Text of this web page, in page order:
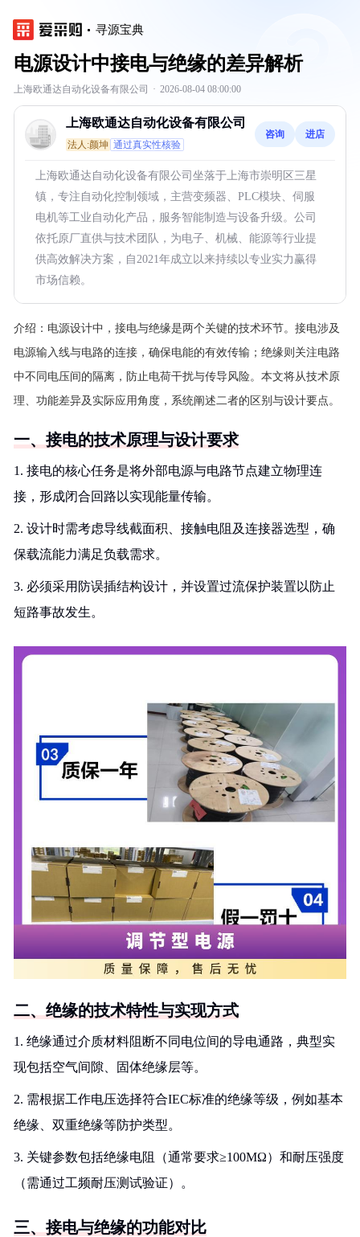
寻源宝典
电源设计中接电与绝缘的差异解析
上海欧通达自动化设备有限公司 · 2026-08-04 08:00:00
上海欧通达自动化设备有限公司
法人:颜坤 通过真实性核验
咨询 进店
上海欧通达自动化设备有限公司坐落于上海市崇明区三星
镇，专注自动化控制领域，主营变频器、PLC模块、伺服
电机等工业自动化产品，服务智能制造与设备升级。公司
依托原厂直供与技术团队，为电子、机械、能源等行业提
供高效解决方案，自2021年成立以来持续以专业实力赢得
市场信赖。
介绍： 电源设计中，接电与绝缘是两个关键的技术环节。接电涉及
电源输入线与电路的连接，确保电能的有效传输；绝缘则关注电路
中不同电压间的隔离，防止电荷干扰与传导风险。本文将从技术原
理、功能差异及实际应用角度，系统阐述二者的区别与设计要点。
一、接电的技术原理与设计要求
1. 接电的核心任务是将外部电源与电路节点建立物理连
接，形成闭合回路以实现能量传输。
2. 设计时需考虑导线截面积、接触电阻及连接器选型，确
保载流能力满足负载需求。
3. 必须采用防误插结构设计，并设置过流保护装置以防止
短路事故发生。
二、绝缘的技术特性与实现方式
1. 绝缘通过介质材料阻断不同电位间的导电通路，典型实
现包括空气间隙、固体绝缘层等。
2. 需根据工作电压选择符合IEC标准的绝缘等级，例如基本
绝缘、双重绝缘等防护类型。
3. 关键参数包括绝缘电阻（通常要求≥100MΩ）和耐压强度
（需通过工频耐压测试验证）。
三、接电与绝缘的功能对比